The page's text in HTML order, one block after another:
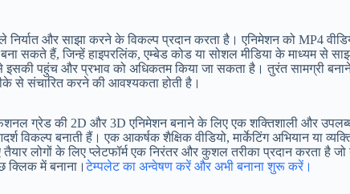
और साझा करने के विकल्प प्रदान करता है। एनिमेशन को MP4
सकते हैं, जिन्हें हाइपरलिंक, एम्बेड कोड या सोशल मीडिया के माध्यम से
पहुंच और प्रभाव को अधिकतम किया जा सकता है। तुरंत सामग्री
से संचारित करने की आवश्यकता होती है।
ग्रेड की 2D और 3D एनिमेशन बनाने के लिए एक शक्तिशाली और
बनाती हैं। एक आकर्षक शैक्षिक वीडियो, मार्केटिंग अभियान या
लोगों के लिए प्लेटफॉर्म एक निरंतर और कुशल तरीका प्रदान करता है
क्लिक में बनाना।टेम्पलेट का अन्वेषण करें और अभी बनाना शुरू करें।